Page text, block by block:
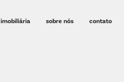
imobiliária sobre nós contato